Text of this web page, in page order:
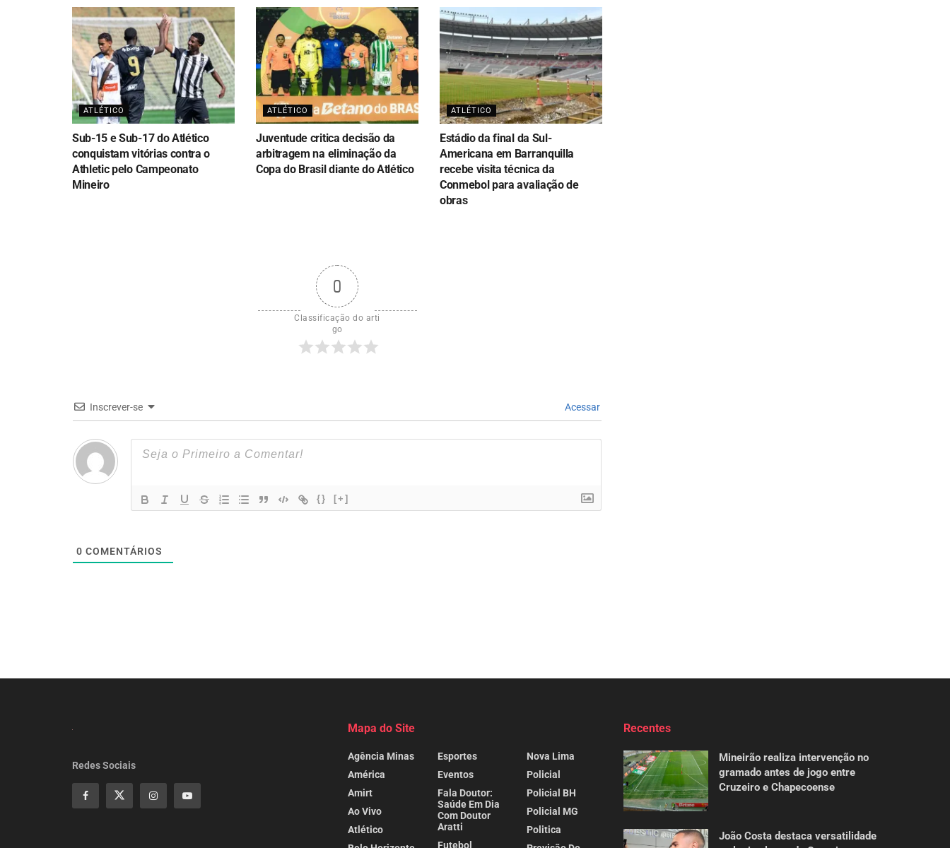
ATLÉTICO
Sub-15 e Sub-17 do Atlético
conquistam vitórias contra o
Athletic pelo Campeonato
Mineiro
ATLÉTICO
Juventude critica decisão da
arbitragem na eliminação da
Copa do Brasil diante do Atlético
ATLÉTICO
Estádio da final da Sul-
Americana em Barranquilla
recebe visita técnica da
Conmebol para avaliação de
obras
0
Classificação do arti
go
Inscrever-se Acessar
{} [+]
0 COMENTÁRIOS
Redes Sociais
Mapa do Site
Agência Minas
América
Amirt
Ao Vivo
Atlético
Esportes
Eventos
Fala Doutor:
Saúde Em Dia
Com Doutor
Aratti
Futebol
Nova Lima
Policial
Policial BH
Policial MG
Politica
Recentes
Mineirão realiza intervenção no
gramado antes de jogo entre
Cruzeiro e Chapecoense
João Costa destaca versatilidade